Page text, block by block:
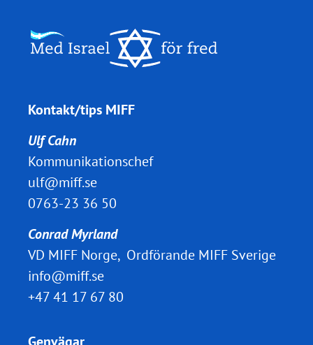
Kontakt/tips MIFF
Ulf Cahn
Kommunikationschef
ulf@miff.se
0763-23 36 50
Conrad Myrland
VD MIFF Norge, Ordförande MIFF Sverige
info@miff.se
+47 41 17 67 80